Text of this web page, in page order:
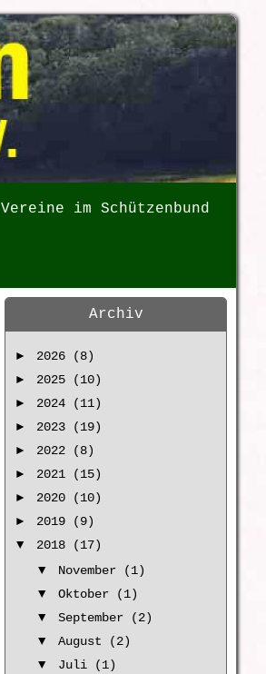
Vereine im Schützenbund
Archiv
►
2026 (8)
►
2025 (10)
►
2024 (11)
►
2023 (19)
►
2022 (8)
►
2021 (15)
►
2020 (10)
►
2019 (9)
▼
2018 (17)
▼
November (1)
▼
Oktober (1)
▼
September (2)
▼
August (2)
▼
Juli (1)